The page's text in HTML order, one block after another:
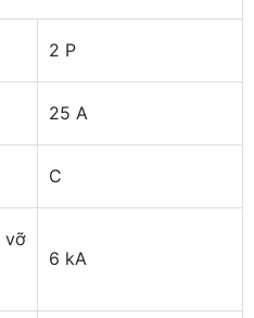
2 P
25 A
C
vỡ
6 kA